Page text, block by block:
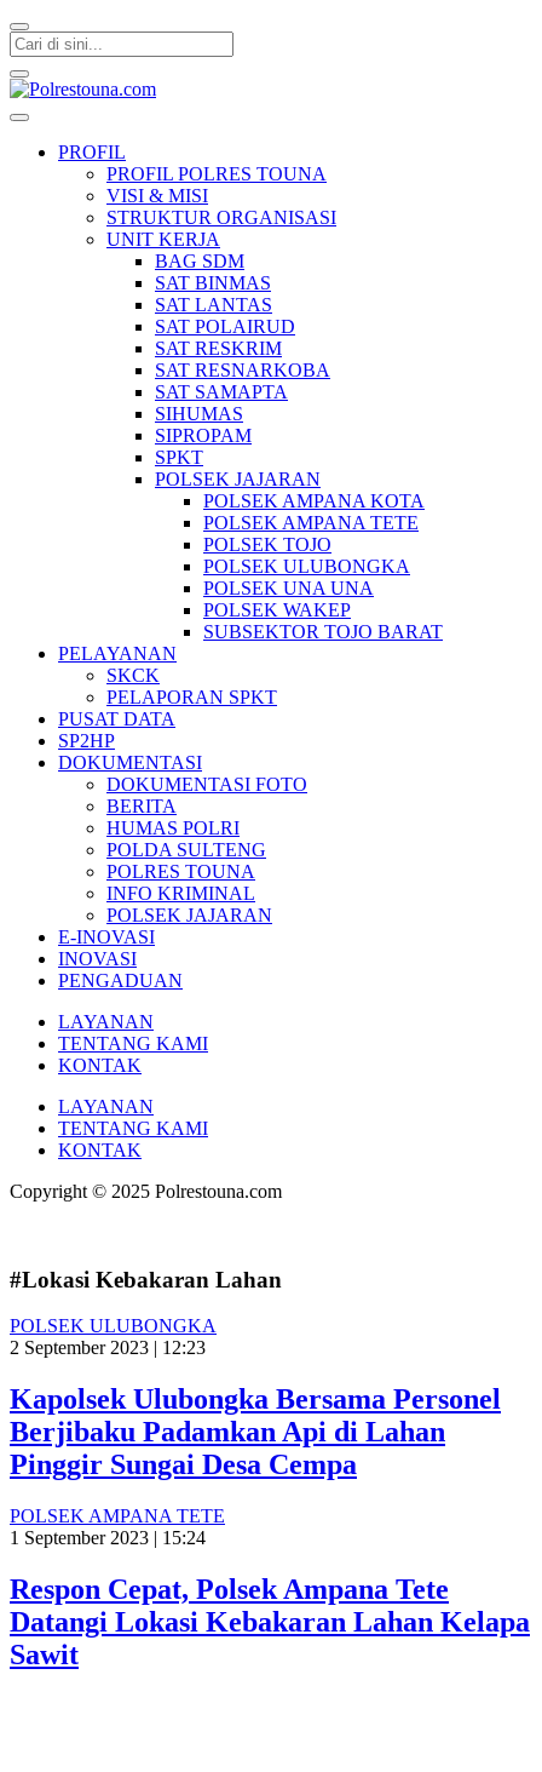
PROFIL
PROFIL POLRES TOUNA
VISI & MISI
STRUKTUR ORGANISASI
UNIT KERJA
BAG SDM
SAT BINMAS
SAT LANTAS
SAT POLAIRUD
SAT RESKRIM
SAT RESNARKOBA
SAT SAMAPTA
SIHUMAS
SIPROPAM
SPKT
POLSEK JAJARAN
POLSEK AMPANA KOTA
POLSEK AMPANA TETE
POLSEK TOJO
POLSEK ULUBONGKA
POLSEK UNA UNA
POLSEK WAKEP
SUBSEKTOR TOJO BARAT
PELAYANAN
SKCK
PELAPORAN SPKT
PUSAT DATA
SP2HP
DOKUMENTASI
DOKUMENTASI FOTO
BERITA
HUMAS POLRI
POLDA SULTENG
POLRES TOUNA
INFO KRIMINAL
POLSEK JAJARAN
E-INOVASI
INOVASI
PENGADUAN
LAYANAN
TENTANG KAMI
KONTAK
LAYANAN
TENTANG KAMI
KONTAK
Copyright © 2025 Polrestouna.com
#Lokasi Kebakaran Lahan
POLSEK ULUBONGKA
2 September 2023 | 12:23
Kapolsek Ulubongka Bersama Personel
Berjibaku Padamkan Api di Lahan
Pinggir Sungai Desa Cempa
POLSEK AMPANA TETE
1 September 2023 | 15:24
Respon Cepat, Polsek Ampana Tete
Datangi Lokasi Kebakaran Lahan Kelapa
Sawit